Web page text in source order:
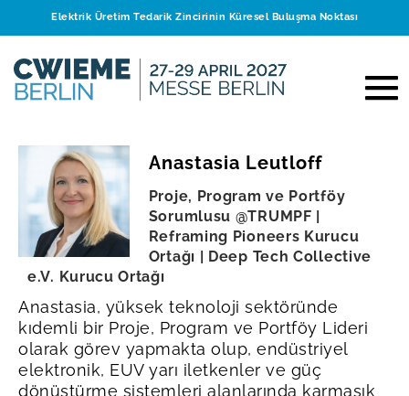
Elektrik Üretim Tedarik Zincirinin Küresel Buluşma Noktası
Anastasia Leutloff
Proje, Program ve Portföy
Sorumlusu @TRUMPF |
Reframing Pioneers Kurucu
Ortağı | Deep Tech Collective
e.V. Kurucu Ortağı
Anastasia, yüksek teknoloji sektöründe
kıdemli bir Proje, Program ve Portföy Lideri
olarak görev yapmakta olup, endüstriyel
elektronik, EUV yarı iletkenler ve güç
dönüştürme sistemleri alanlarında karmaşık